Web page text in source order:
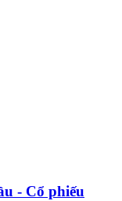
- Cổ phiếu